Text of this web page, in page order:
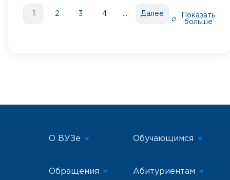
2 3 4 Далее
Показать
больше
О ВУЗе Обучающимся
Обращения Абитуриентам